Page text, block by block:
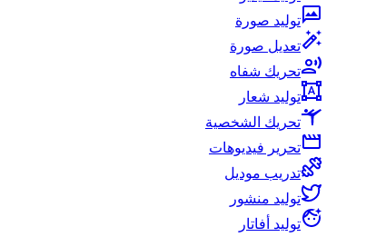
توليد صورة
تعديل صورة
تحريك شفاه
توليد شعار
تحريك الشخصية
تحرير فيديوهات
تدريب موديل
توليد منشور
توليد أفاتار